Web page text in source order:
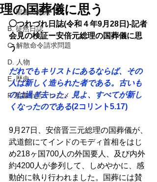
A. 聖書の知識
B. 徒然日誌
C. 解散命令請求問題
D. 人物
E. 歴史
F. 聖書小話・レジメ
理の国葬儀に思う
◯つれづれ日誌(令和４年9月28日)-記者
会見の検証ー安倍元総理の国葬儀に思
う
だれでもキリストにあるならば、その
人は新しく造られた者である。古いも
のは過ぎ去った、見よ、すべてが新し
くなったのである(2コリント5.17)
9月27日、安倍晋三元総理の国葬儀が、
武道館にてインドのモディ首相をはじ
め218ヶ国700人の外国要人、及び内外
約4200人が参列して、しめやかに、感
動的に執り行われました。国葬には賛